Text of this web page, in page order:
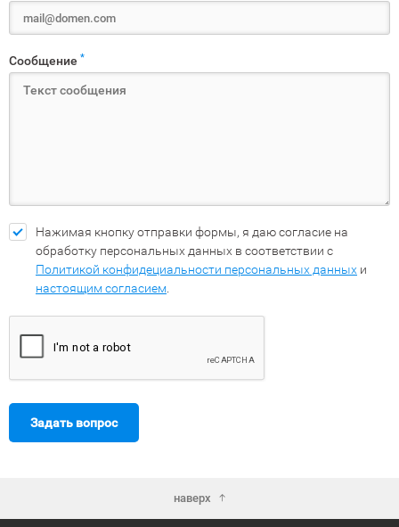
Сообщение *
Нажимая кнопку отправки формы, я даю согласие на
обработку персональных данных в соответствии с
Политикой конфидециальности персональных данных и
настоящим согласием
Задать вопрос
наверх